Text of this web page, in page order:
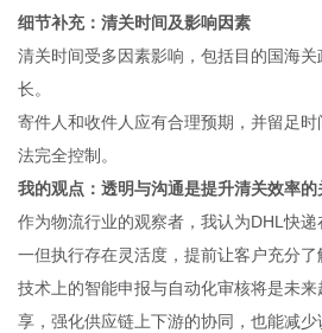
细节补充：清关时间及影响因素
清关时间受多因素影响，包括目的国海
长。
寄件人和收件人应有合理预期，并留足
法完全控制。
我的观点：透明与沟通是提升清关效率的
作为物流行业的观察者，我认为DHL快
一但执行存在灵活度，提前让客户充分
技术上的智能申报与自动化审核将是未
享，强化供应链上下游的协同，也能减少